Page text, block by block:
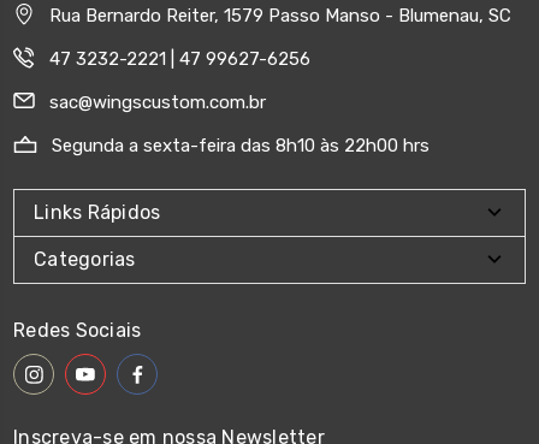
Rua Bernardo Reiter, 1579 Passo Manso - Blumenau, SC
47 3232-2221 | 47 99627-6256
sac@wingscustom.com.br
Segunda a sexta-feira das 8h10 às 22h00 hrs
Links Rápidos
Categorias
Redes Sociais
Inscreva-se em nossa Newsletter